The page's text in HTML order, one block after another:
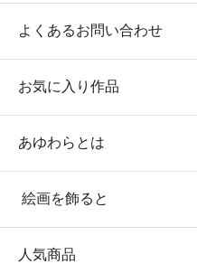
よくあるお問い合わせ
お気に入り作品
あゆわらとは
絵画を飾ると
人気商品